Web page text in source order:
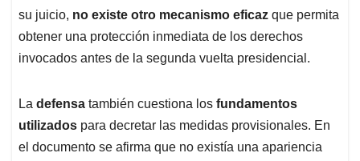
su juicio, no existe otro mecanismo eficaz que permita
obtener una protección inmediata de los derechos
invocados antes de la segunda vuelta presidencial.
La defensa también cuestiona los fundamentos
utilizados para decretar las medidas provisionales. En
el documento se afirma que no existía una apariencia